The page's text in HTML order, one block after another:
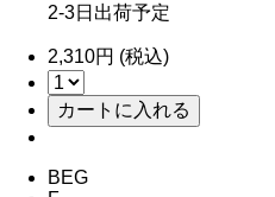
2-3日出荷予定
2,310円 (税込)
BEG